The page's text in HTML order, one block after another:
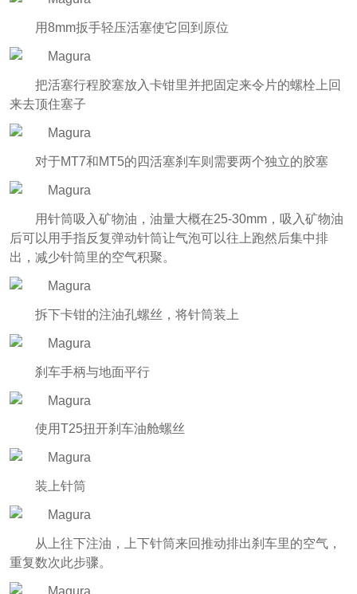
用8mm扳手轻压活塞使它回到原位
把活塞行程胶塞放入卡钳里并把固定来令片的螺栓上回
来去顶住塞子
对于MT7和MT5的四活塞刹车则需要两个独立的胶塞
用针筒吸入矿物油，油量大概在25-30mm，吸入矿物油
后可以用手指反复弹动针筒让气泡可以往上跑然后集中排
出，减少针筒里的空气积聚。
拆下卡钳的注油孔螺丝，将针筒装上
刹车手柄与地面平行
使用T25扭开刹车油舱螺丝
装上针筒
从上往下注油，上下针筒来回推动排出刹车里的空气，
重复数次此步骤。